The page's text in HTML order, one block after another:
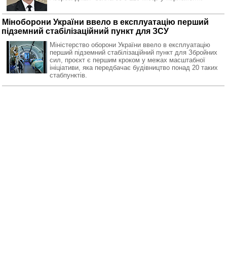
Міноборони України ввело в експлуатацію перший
підземний стабілізаційний пункт для ЗСУ
Міністерство оборони України ввело в експлуатацію
перший підземний стабілізаційний пункт для Збройних
сил, проєкт є першим кроком у межах масштабної
ініціативи, яка передбачає будівництво понад 20 таких
стабпунктів.